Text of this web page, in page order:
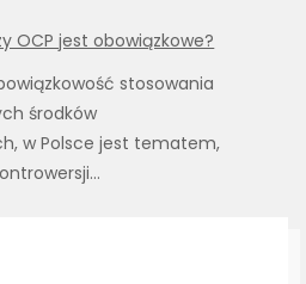
OCP jest obowiązkowe?
stosowania
środków
w Polsce jest tematem,